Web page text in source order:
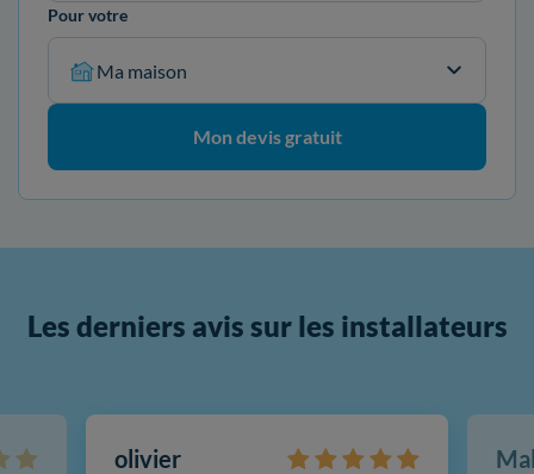
Pour votre
Ma maison
Mon devis gratuit
Les derniers avis sur les installateurs
olivier